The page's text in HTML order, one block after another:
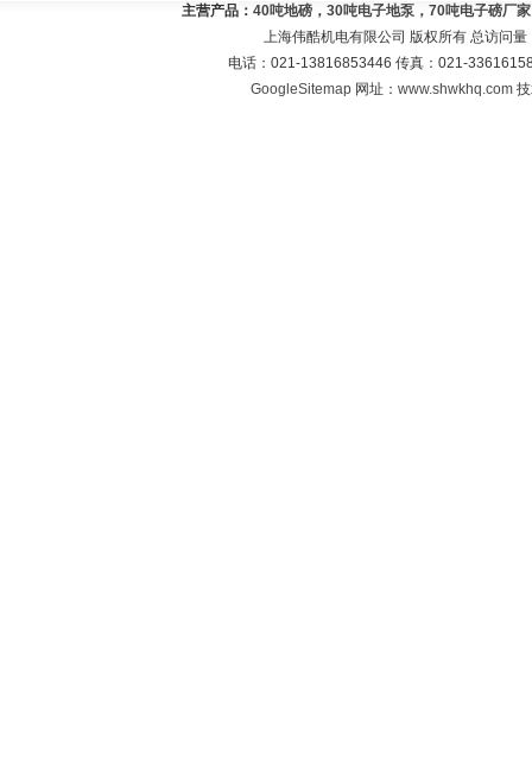
主营产品： 40吨地磅，30吨电子地泵，70吨电子磅厂
上海伟酷机电有限公司 版权所有 总访问量
电话：021-13816853446 传真：021-
GoogleSitemap 网址：www.shwkhq.com